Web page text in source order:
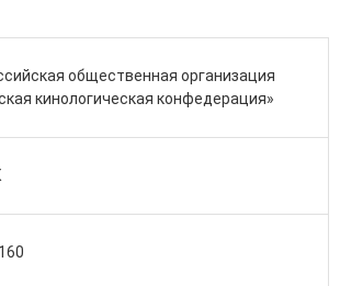
общественная организация
кинологическая конфедерация»